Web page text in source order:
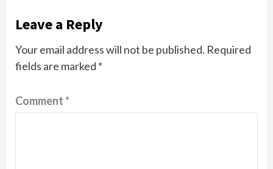
Leave a Reply
Your email address will not be published. Required
fields are marked *
Comment*